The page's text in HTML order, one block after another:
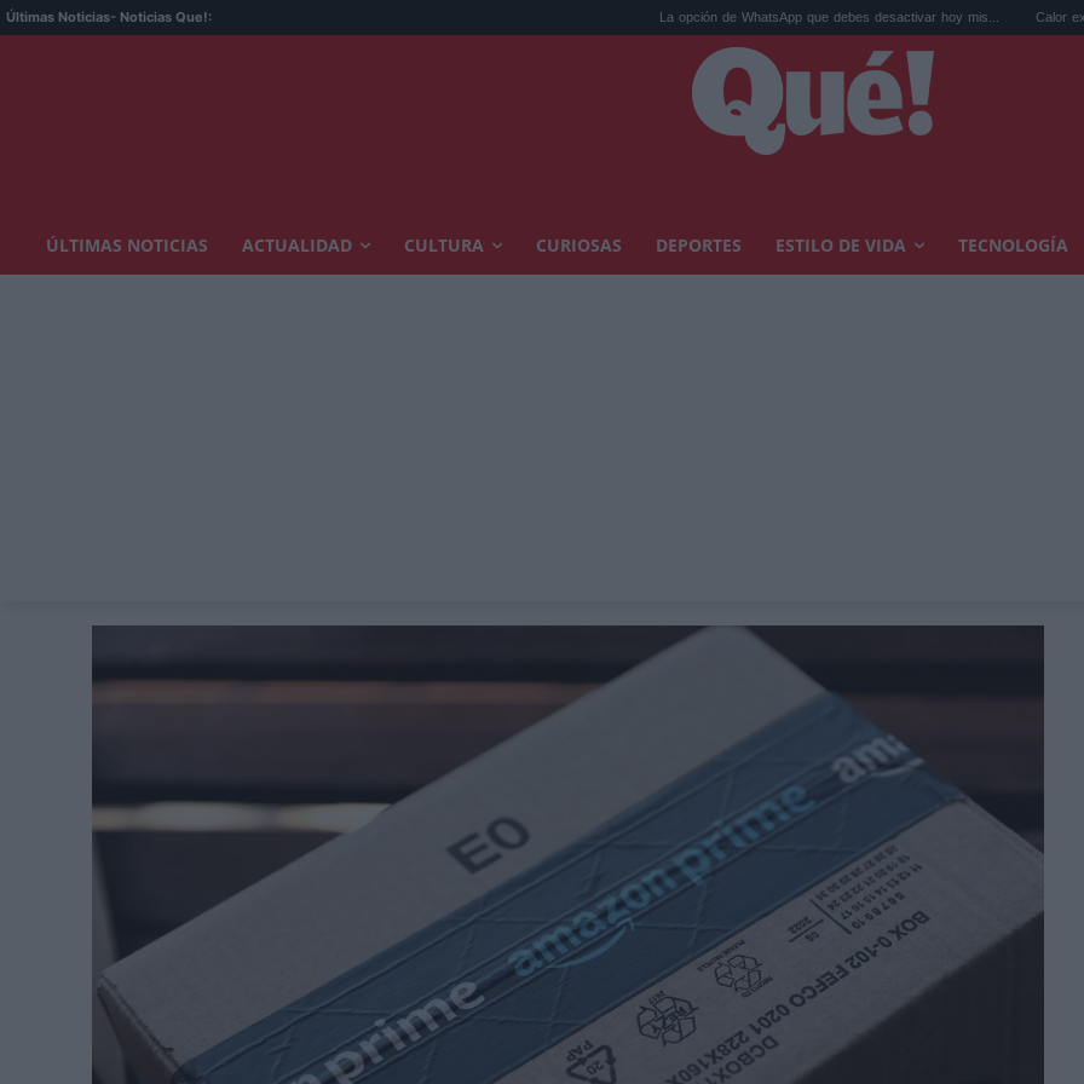
Últimas Noticias- Noticias Que!: La opción de WhatsApp que debes desactivar hoy mis... Calor extremo y ansiedad:
ÚLTIMAS NOTICIAS ACTUALIDAD CULTURA CURIOSAS DEPORTES ESTILO DE VIDA TECNOLOGÍA